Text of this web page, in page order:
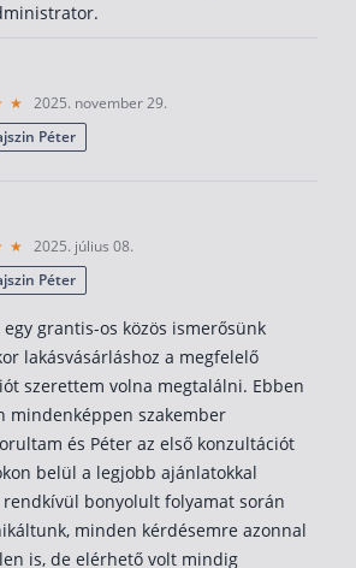
2025. november 29.
Péter
2025. július 08.
Péter
grantis-os közös ismerősünk
lakásvásárláshoz a megfelelő
szerettem volna megtalálni. Ebben
mindenképpen szakember
és Péter az első konzultációt
belül a legjobb ajánlatokkal
bonyolult folyamat során
minden kérdésemre azonnal
is, de elérhető volt mindig